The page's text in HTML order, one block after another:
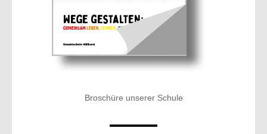
Broschüre unserer Schule